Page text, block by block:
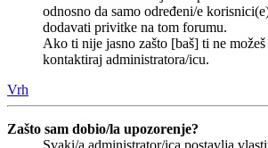
odnosno da samo određeni/e
dodavati privitke na tom forumu.
Ako ti nije jasno zašto [baš] ti ne
kontaktiraj administratora/icu.
Vrh
Zašto sam dobio/la upozorenje?
Svaki/a administrator/ica postavlja